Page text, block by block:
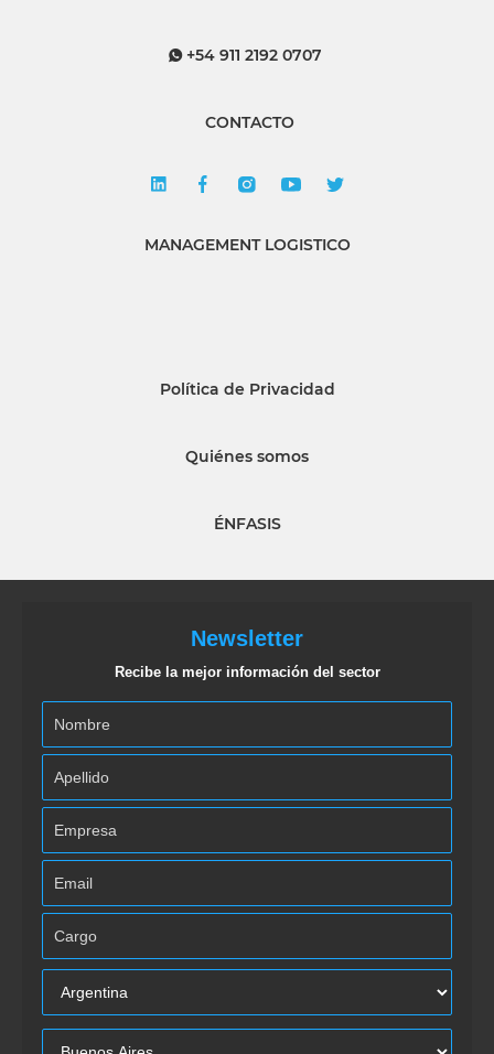
+54 911 2192 0707
CONTACTO
MANAGEMENT LOGISTICO
Política de Privacidad
Quiénes somos
ÉNFASIS
Newsletter
Recibe la mejor información del sector